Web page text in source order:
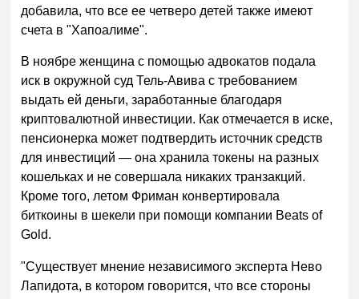
добавила, что все ее четверо детей также имеют
счета в "Хапоалиме".
В ноябре женщина с помощью адвокатов подала
иск в окружной суд Тель-Авива с требованием
выдать ей деньги, заработанные благодаря
криптовалютной инвестиции. Как отмечается в иске,
пенсионерка может подтвердить источник средств
для инвестиций— она хранила токены на разных
кошельках и не совершала никаких транзакций.
Кроме того, летом Фриман конвертировала
биткоины в шекели при помощи компании Beats of
Gold.
"Существует мнение независимого эксперта Нево
Лапидота, в котором говорится, что все стороны